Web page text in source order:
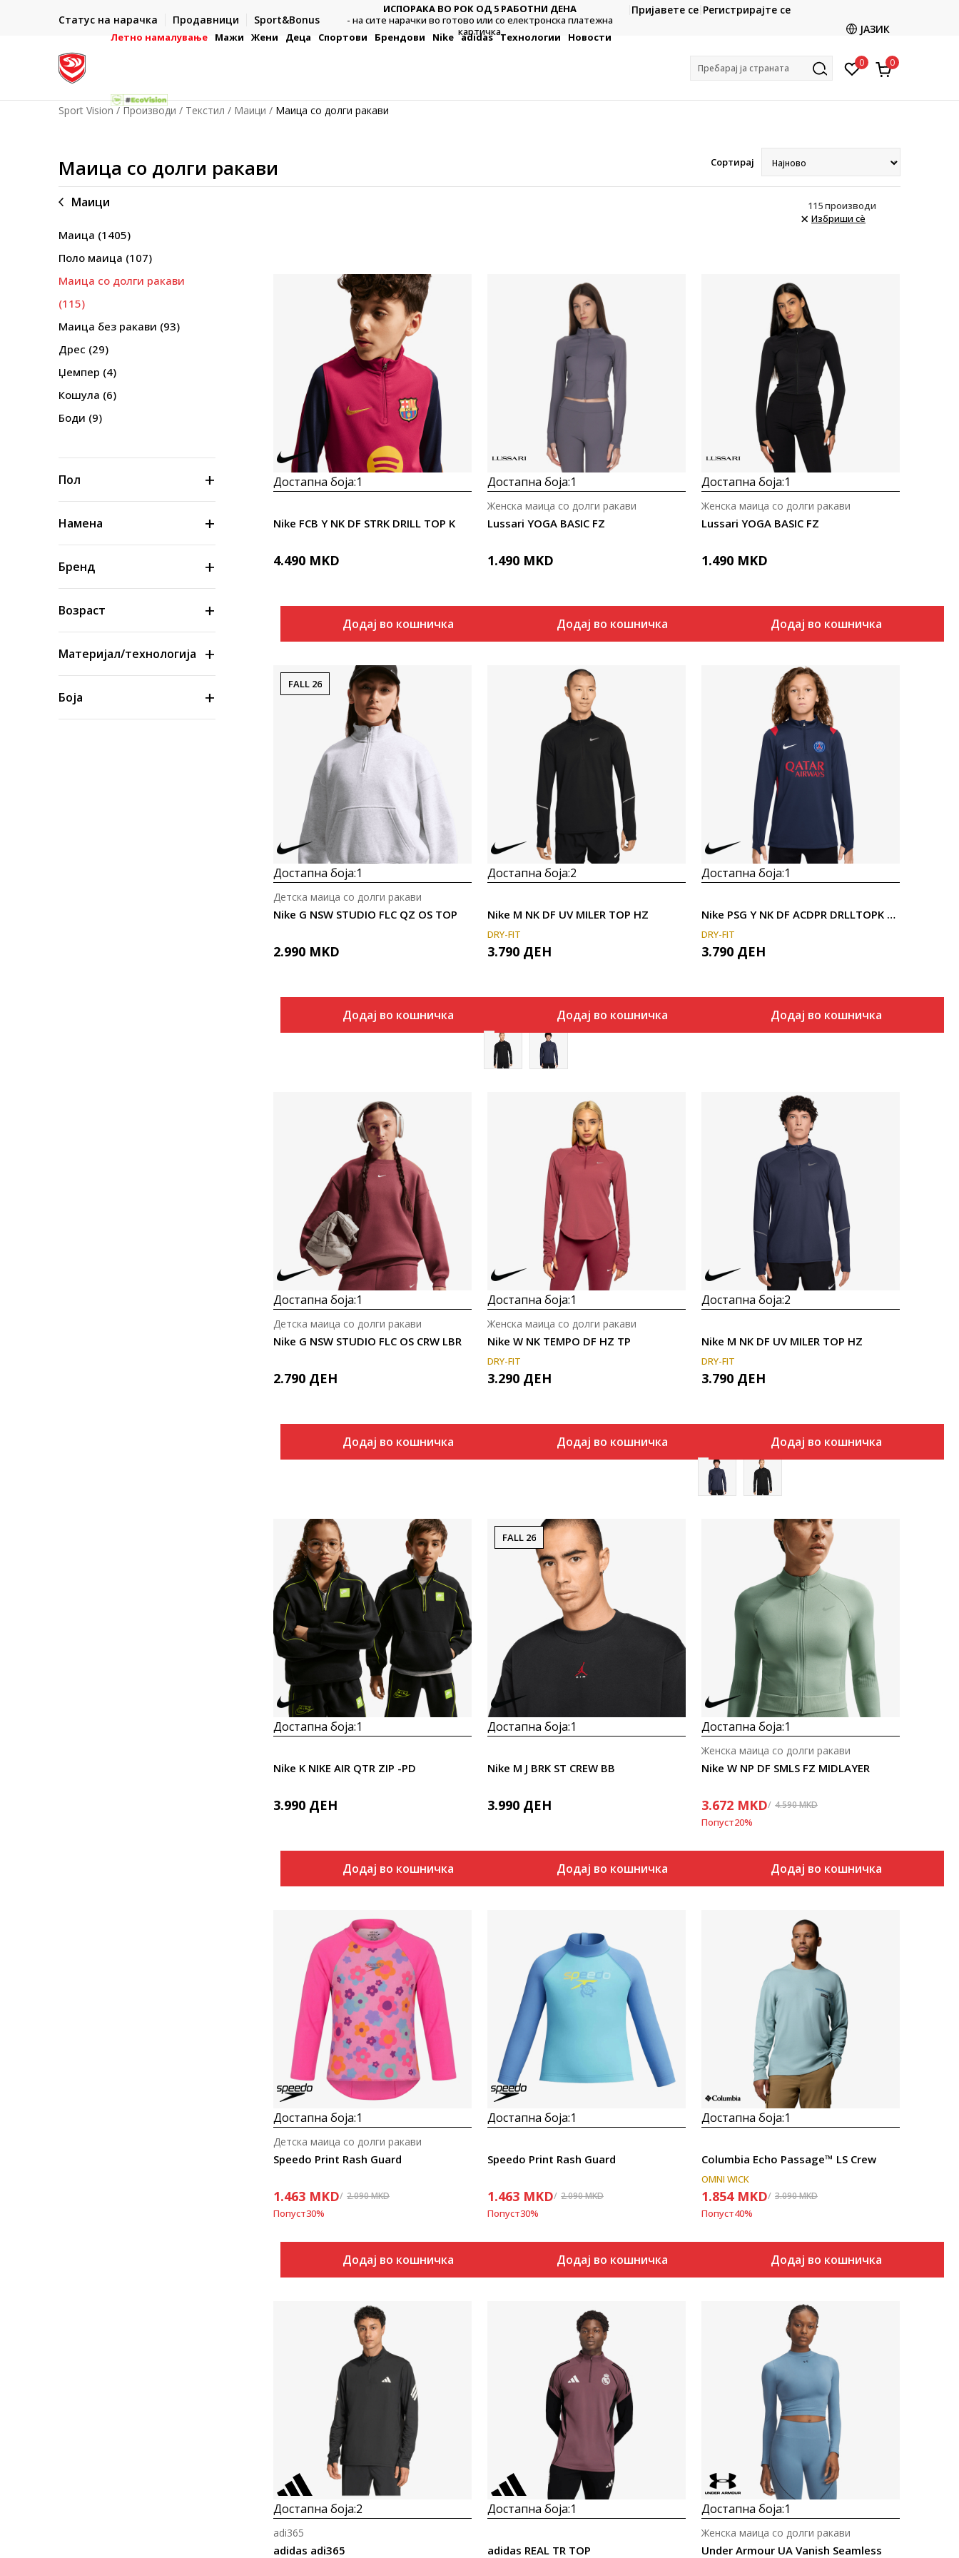
Статус на нарачка Продавници Sport&Bonus
- на сите нарачки во готово или со електронска платежна
ДВА НАЧИНА НА ПЛАЌАЊЕ
- во готово или со електронска платежна картичка.
CLICK & COLLECT
Платете со картичка online и подигнете во продавницата
Пријавете се Регистрирајте се
ЈАЗИК
Летно намалување Мажи Жени Деца Спортови Брендови Nike adidas Технологии Новости
Пребарај ја страната 0 0
Sport Vision Производи Текстил Маици Маица со долги ракави
Маица со долги ракави Сортирај
Маици
Маица (1405)
Поло маица (107)
Маица со долги ракави
(115)
Маица без ракави (93)
Дрес (29)
Џемпер (4)
Кошула (6)
Боди (9)
Пол
Намена
Бренд
Возраст
Материјал/технологија
Боја
115производи
Избриши сè
Uporedi
Достапна боја:1
Nike FCB Y NK DF STRK DRILL TOP K
4.490 MKD
Додај во кошничка
Uporedi
Достапна боја:1
Lussari YOGA BASIC FZ
Женска маица со долги ракави
1.490 MKD
Додај во кошничка
Uporedi
Достапна боја:1
Lussari YOGA BASIC FZ
Женска маица со долги ракави
1.490 MKD
Додај во кошничка
Uporedi
FALL 26
Достапна боја:1
Nike G NSW STUDIO FLC QZ OS TOP
Детска маица со долги ракави
2.990 MKD
Додај во кошничка
Достапна боја:2
Nike M NK DF UV MILER TOP HZ
DRY-FIT
3.790 ДЕН
Додај во кошничка
Uporedi
Достапна боја:1
Nike PSG Y NK DF ACDPR DRLLTOPK ESN
DRY-FIT
3.790 ДЕН
Додај во кошничка
Uporedi
Достапна боја:1
Nike G NSW STUDIO FLC OS CRW LBR
Детска маица со долги ракави
2.790 ДЕН
Додај во кошничка
Uporedi
Достапна боја:1
Nike W NK TEMPO DF HZ TP
Женска маица со долги ракави
DRY-FIT
3.290 ДЕН
Додај во кошничка
Uporedi
Достапна боја:2
Nike M NK DF UV MILER TOP HZ
DRY-FIT
3.790 ДЕН
Додај во кошничка
Uporedi
Достапна боја:1
Nike K NIKE AIR QTR ZIP -PD
3.990 ДЕН
Додај во кошничка
Uporedi
FALL 26
Достапна боја:1
Nike M J BRK ST CREW BB
3.990 ДЕН
Додај во кошничка
Uporedi
Достапна боја:1
Nike W NP DF SMLS FZ MIDLAYER
Женска маица со долги ракави
3.672 MKD 4.590MKD
Попуст20%
Додај во кошничка
Uporedi
Достапна боја:1
Speedo Print Rash Guard
Детска маица со долги ракави
1.463 MKD 2.090MKD
Попуст30%
Додај во кошничка
Достапна боја:1
Speedo Print Rash Guard
1.463 MKD 2.090MKD
Попуст30%
Додај во кошничка
Uporedi
Достапна боја:1
Columbia Echo Passage™ LS Crew
OMNI WICK
1.854 MKD 3.090MKD
Попуст40%
Додај во кошничка
Достапна боја:2
adidas adi365
adi365
Uporedi
Достапна боја:1
adidas REAL TR TOP
Uporedi
Достапна боја:1
Under Armour UA Vanish Seamless
Женска маица со долги ракави